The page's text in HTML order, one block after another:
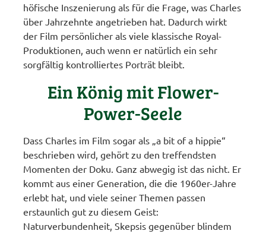
höfische Inszenierung als für die Frage, was Charles
über Jahrzehnte angetrieben hat. Dadurch wirkt
der Film persönlicher als viele klassische Royal-
Produktionen, auch wenn er natürlich ein sehr
sorgfältig kontrolliertes Porträt bleibt.
Ein König mit Flower-
Power-Seele
Dass Charles im Film sogar als „a bit of a hippie“
beschrieben wird, gehört zu den treffendsten
Momenten der Doku. Ganz abwegig ist das nicht. Er
kommt aus einer Generation, die die 1960er-Jahre
erlebt hat, und viele seiner Themen passen
erstaunlich gut zu diesem Geist:
Naturverbundenheit, Skepsis gegenüber blindem